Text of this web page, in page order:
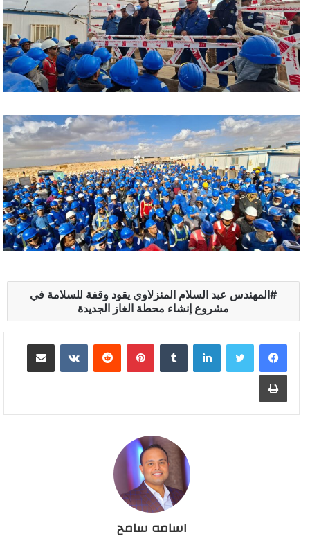
المهندس عبد السلام المنزلاوي يقود وقفة للسلامة في
مشروع إنشاء محطة الغاز الجديدة
لينكدإن بينتيريست مشاركة عبر البريد
طباعة
اسامه سامح